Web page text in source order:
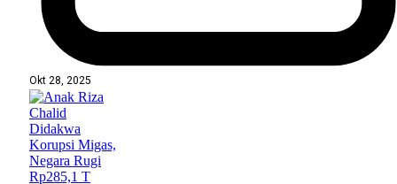
Okt 28, 2025